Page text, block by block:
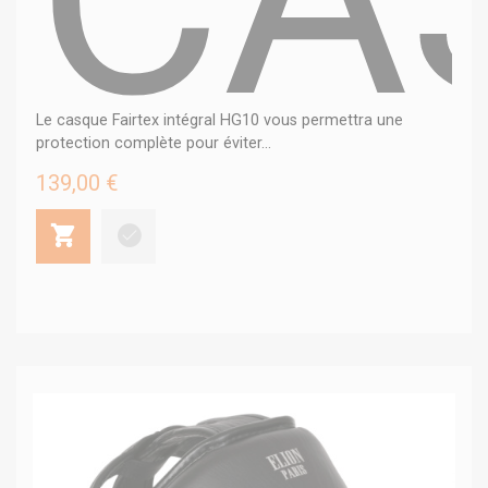
Le casque Fairtex intégral HG10 vous permettra une
protection complète pour éviter...
139,00 €